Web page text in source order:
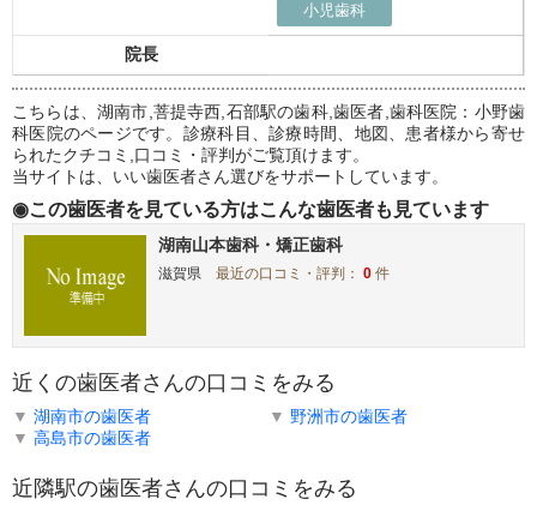
小児歯科
院長
こちらは、湖南市,菩提寺西,石部駅の歯科,歯医者,歯科医院：小野歯
科医院のページです。診療科目、診療時間、地図、患者様から寄せ
られたクチコミ,口コミ・評判がご覧頂けます。
当サイトは、いい歯医者さん選びをサポートしています。
◉この歯医者を見ている方はこんな歯医者も見ています
湖南山本歯科・矯正歯科
滋賀県 最近の口コミ・評判：0 件
近くの歯医者さんの口コミをみる
▼ 湖南市の歯医者 ▼ 野洲市の歯医者
▼ 高島市の歯医者
近隣駅の歯医者さんの口コミをみる